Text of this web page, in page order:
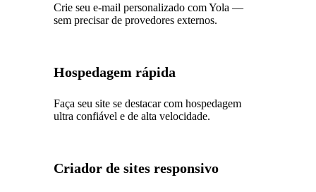
Crie seu e-mail personalizado com Yola —
sem precisar de provedores externos.
Hospedagem rápida
Faça seu site se destacar com hospedagem
ultra confiável e de alta velocidade.
Criador de sites responsivo